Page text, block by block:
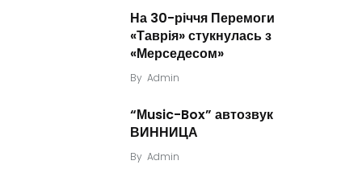
На 30-річчя Перемоги
«Таврія» стукнулась з
«Мерседесом»
By Admin
“Мusic-Box” автозвук
ВИННИЦА
By Admin